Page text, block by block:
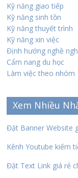
Kỹ năng giao tiếp
Kỹ năng sinh tồn
Kỹ năng thuyết trình
Kỹ năng xin việc
Định hướng nghề
Cẩm nang du học
Làm việc theo nhóm
Xem Nhiều
Đặt Banner Website
Kênh Youtube kiếm
Đặt Text Link giá rẻ